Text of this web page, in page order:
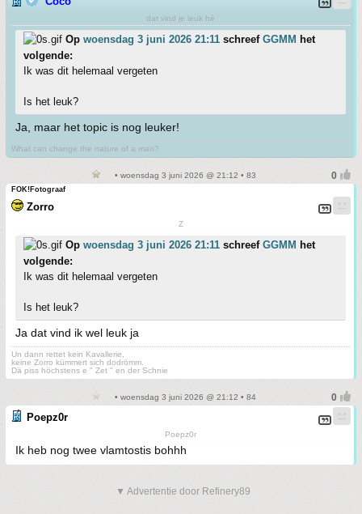
dat vind je leuk hè
Op woensdag 3 juni 2026 21:11 schreef GGMM het
volgende:
Ik was dit helemaal vergeten
Is het leuk?
Ja, maar het topic is nog leuker!
What can change the nature of a man?
• woensdag 3 juni 2026 @ 21:12 • 83
FOK!Fotograaf
Zorro
Z
Op woensdag 3 juni 2026 21:11 schreef GGMM het
volgende:
Ik was dit helemaal vergeten
Is het leuk?
Ja dat vind ik wel leuk ja
Un dann rettet kein Kavallerie,
keine Zorro kümmert sich dodrömm.
Dä piss höchstens e " Zet " en der Schnie
• woensdag 3 juni 2026 @ 21:12 • 84
Poepz0r
Poepz0r
Ik heb nog twee vlamtostis bohhh
▼ Advertentie door Refinery89